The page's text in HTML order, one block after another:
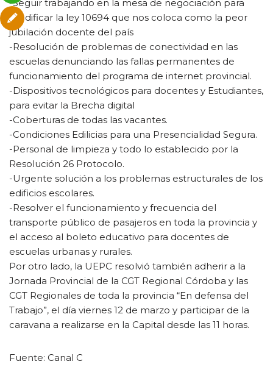
-Seguir trabajando en la mesa de negociación para
modificar la ley 10694 que nos coloca como la peor
jubilación docente del país
-Resolución de problemas de conectividad en las
escuelas denunciando las fallas permanentes de
funcionamiento del programa de internet provincial.
-Dispositivos tecnológicos para docentes y Estudiantes,
para evitar la Brecha digital
-Coberturas de todas las vacantes.
-Condiciones Edilicias para una Presencialidad Segura.
-Personal de limpieza y todo lo establecido por la
Resolución 26 Protocolo.
-Urgente solución a los problemas estructurales de los
edificios escolares.
-Resolver el funcionamiento y frecuencia del
transporte público de pasajeros en toda la provincia y
el acceso al boleto educativo para docentes de
escuelas urbanas y rurales.
Por otro lado, la UEPC resolvió también adherir a la
Jornada Provincial de la CGT Regional Córdoba y las
CGT Regionales de toda la provincia “En defensa del
Trabajo”, el día viernes 12 de marzo y participar de la
caravana a realizarse en la Capital desde las 11 horas.
Fuente: Canal C